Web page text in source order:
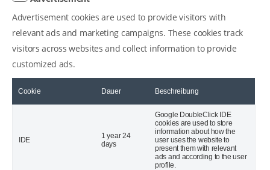
Advertisement cookies are used to provide visitors with
relevant ads and marketing campaigns. These cookies track
visitors across websites and collect information to provide
customized ads.
Cookie Dauer Beschreibung
IDE
1 year 24
days
Google DoubleClick IDE
cookies are used to store
information about how the
user uses the website to
present them with relevant
ads and according to the user
profile.